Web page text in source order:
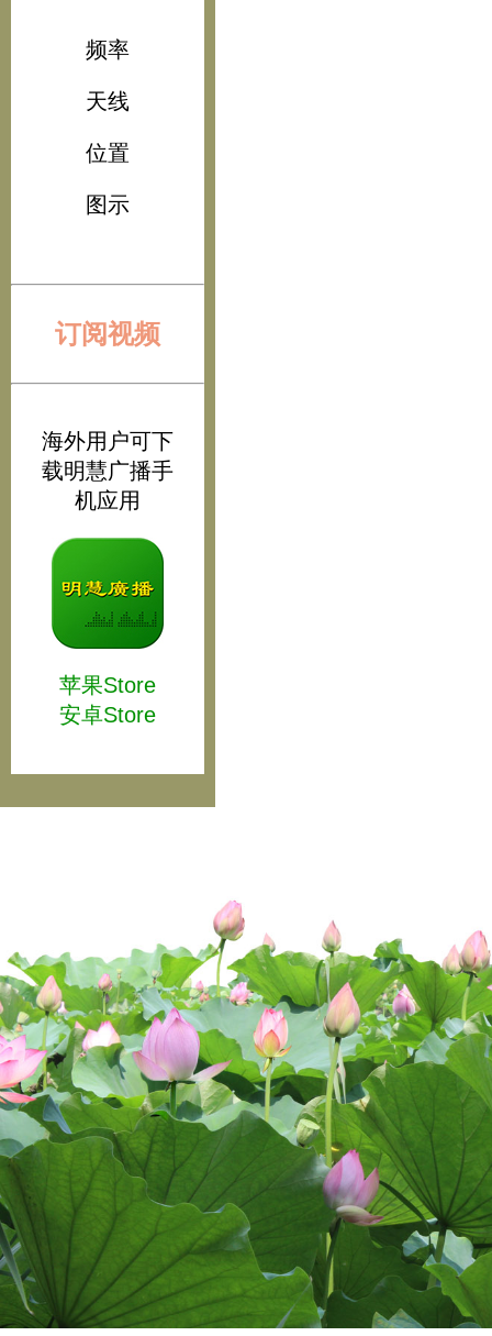
频率
天线
位置
图示
订阅视频
海外用户可下
载明慧广播手
机应用
苹果Store
安卓Store